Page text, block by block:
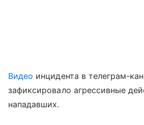
Видео инцидента в телеграм-
зафиксировало агрессивные
нападавших.